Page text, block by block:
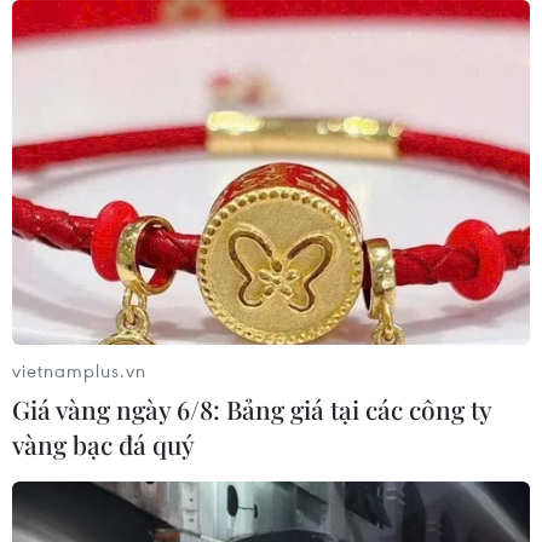
06/08/2026 02:23
Xe tải cẩu tông sập cầu Đắk Lung tại
Đồng Nai, hai người thoát nạn
06/08/2026 01:54
Nhiều chuyến bay tại Đức chuyển
hướng do vật thể bay gần đường
băng
Thành phố Hồ Chí Minh: Hàng chục
cột điện án ngữ giữa đường Chu Văn
05/08/2026 09:21
vietnamplus.vn
Giá vàng ngày 6/8: Bảng giá tại các công ty
vàng bạc đá quý